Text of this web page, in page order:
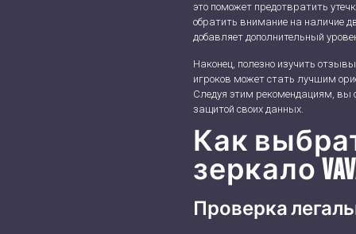
это поможет предотвратить
обратить внимание на наличие
добавляет дополнительный
Наконец, полезно изучить
игроков может стать лучшим
Следуя этим рекомендациям, вы
защитой своих данных.
Как
зеркало
Проверка